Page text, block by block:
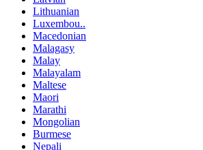
Lithuanian
Luxembou..
Macedonian
Malagasy
Malay
Malayalam
Maltese
Maori
Marathi
Mongolian
Burmese
Nepali